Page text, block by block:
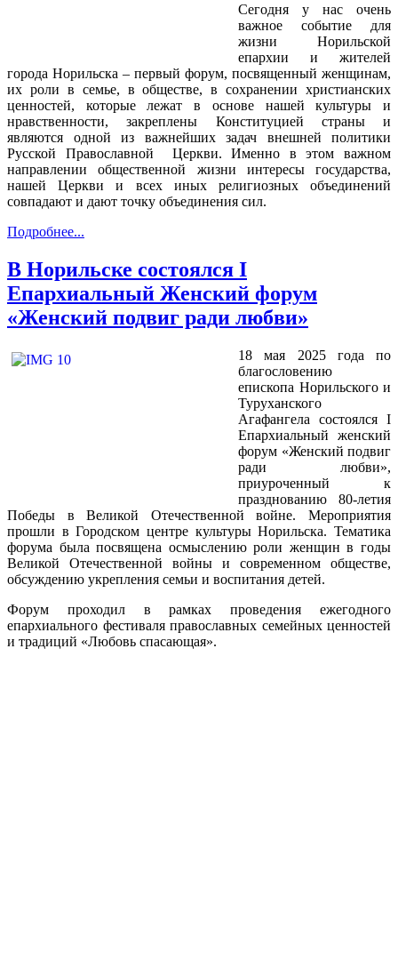
Сегодня у нас очень
важное событие для
жизни Норильской
епархии и жителей
города Норильска – первый форум, посвященный женщинам,
их роли в семье, в обществе, в сохранении христианских
ценностей, которые лежат в основе нашей культуры и
нравственности, закреплены Конституцией страны и
являются одной из важнейших задач внешней политики
Русской Православной Церкви. Именно в этом важном
направлении общественной жизни интересы государства,
нашей Церкви и всех иных религиозных объединений
совпадают и дают точку объединения сил.
Подробнее...
В Норильске состоялся I
Епархиальный Женский форум
«Женский подвиг ради любви»
18 мая 2025 года по
благословению
епископа Норильского и
Туруханского
Агафангела состоялся I
Епархиальный женский
форум «Женский подвиг
ради любви»,
приуроченный к
празднованию 80-летия
Победы в Великой Отечественной войне. Мероприятия
прошли в Городском центре культуры Норильска. Тематика
форума была посвящена осмыслению роли женщин в годы
Великой Отечественной войны и современном обществе,
обсуждению укрепления семьи и воспитания детей.
Форум проходил в рамках проведения ежегодного
епархиального фестиваля православных семейных ценностей
и традиций «Любовь спасающая».